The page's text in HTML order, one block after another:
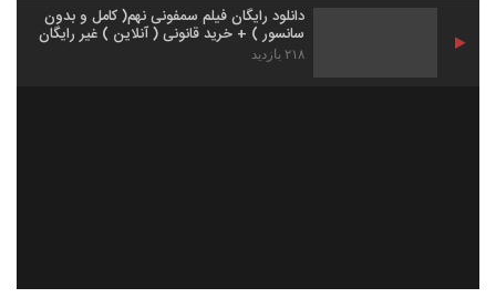
دانلود رایگان فیلم سمفونی نهم( کامل و بدون
سانسور ) + خرید قانونی ( آنلاین ) غیر رایگان
۲۱۸ بازدید